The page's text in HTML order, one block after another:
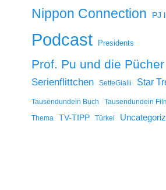
Nippon Connection PJ
Podcast Presidents
Prof. Pu und die Pücher
Serienflittchen SetteGialli Star
Tausendundein Buch Tausendundein
Thema TV-TIPP Türkei